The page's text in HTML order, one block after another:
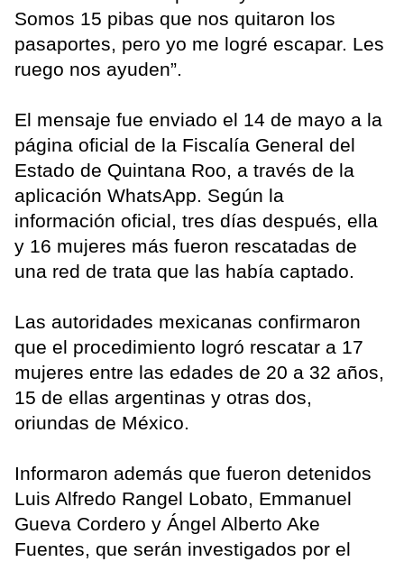
Somos 15 pibas que nos quitaron los
pasaportes, pero yo me logré escapar. Les
ruego nos ayuden”.
El mensaje fue enviado el 14 de mayo a la
página oficial de la Fiscalía General del
Estado de Quintana Roo, a través de la
aplicación WhatsApp. Según la
información oficial, tres días después, ella
y 16 mujeres más fueron rescatadas de
una red de trata que las había captado.
Las autoridades mexicanas confirmaron
que el procedimiento logró rescatar a 17
mujeres entre las edades de 20 a 32 años,
15 de ellas argentinas y otras dos,
oriundas de México.
Informaron además que fueron detenidos
Luis Alfredo Rangel Lobato, Emmanuel
Gueva Cordero y Ángel Alberto Ake
Fuentes, que serán investigados por el